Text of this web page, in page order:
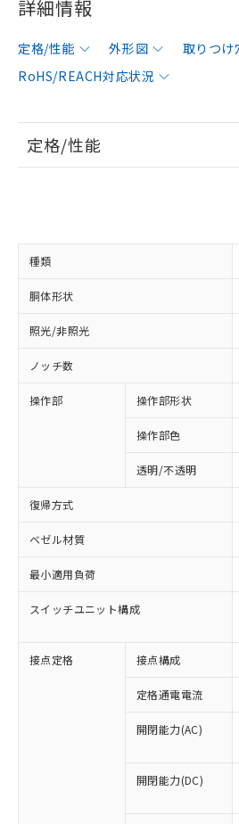
詳細情報
定格/性能 外形図 取りつけ
RoHS/REACH対応状況
定格/性能
種類
胴体形状
照光/非照光
ノッチ数
操作部 操作部形状
操作部色
透明/不透明
復帰方式
ベゼル材質
最小適用負荷
スイッチユニット構成
接点定格 接点構成
定格通電電流
開閉能力(AC)
開閉能力(DC)
※1 対応状況
対応済み：EU RoHS指
非含有に対応した製品が提
対応予定：EU RoHS指令
有に対応した製品に切り替